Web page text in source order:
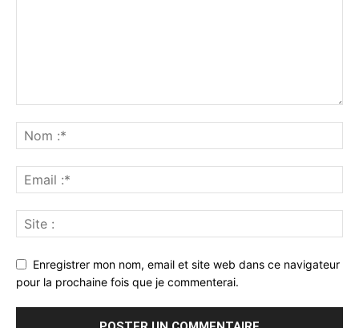
Enregistrer mon nom, email et site web dans ce navigateur
pour la prochaine fois que je commenterai.